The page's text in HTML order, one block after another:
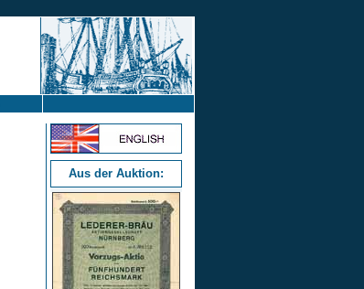
Aus der Auktion: